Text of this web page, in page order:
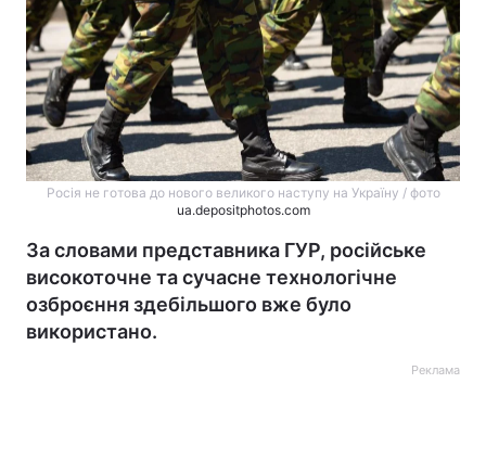
Росія не готова до нового великого наступу на Україну / фото
ua.depositphotos.com
За словами представника ГУР, російське
високоточне та сучасне технологічне
озброєння здебільшого вже було
використано.
Реклама